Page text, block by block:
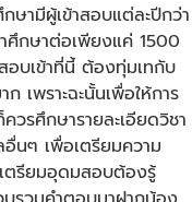
ษามีผู้เข้าสอบแต่ละปีกว่า
ศึกษาต่อเพียงแค่ 1500
อบเข้าที่นี้ ต้องทุ่มเทกับ
เพราะฉะนั้นเพื่อให้การ
รศึกษารายละเอียดวิชา
นๆ เพื่อเตรียมความ
ตรียมอุดมสอบต้องรู้